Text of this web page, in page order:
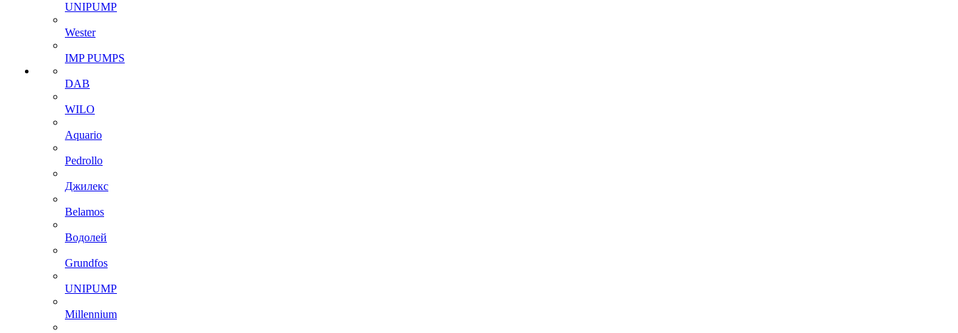
UNIPUMP
Wester
IMP PUMPS
DAB
WILO
Aquario
Pedrollo
Джилекс
Belamos
Водолей
Grundfos
UNIPUMP
Millennium